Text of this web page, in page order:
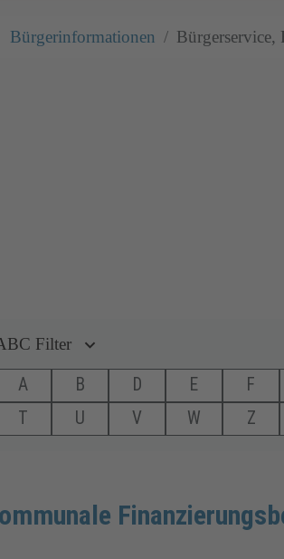
Bürgerinformationen Bürgerservice,
Filter
A B D E F
T
U V W Z